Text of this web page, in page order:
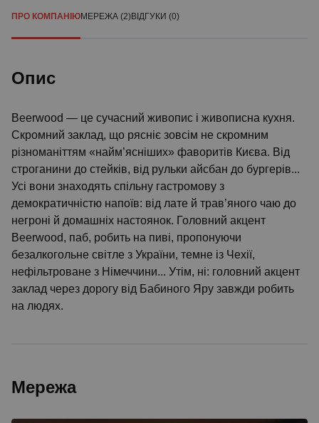
ПРО КОМПАНІЮМЕРЕЖА (2)ВІДГУКИ (0)
Опис
Beerwood — це сучасний живопис і живописна кухня.
Скромний заклад, що рясніє зовсім не скромним
різноманіттям «найм’ясніших» фаворитів Києва. Від
строганини до стейків, від рульки айсбан до бургерів...
Усі вони знаходять спільну гастромову з
демократичністю напоїв: від лате й трав’яного чаю до
негроні й домашніх настоянок. Головний акцент
Beerwood, паб, робить на пиві, пропонуючи
безалкогольне світле з України, темне із Чехії,
нефільтроване з Німеччини... Утім, ні: головний акцент
заклад через дорогу від Бабиного Яру завжди робить
на людях.
Мережа